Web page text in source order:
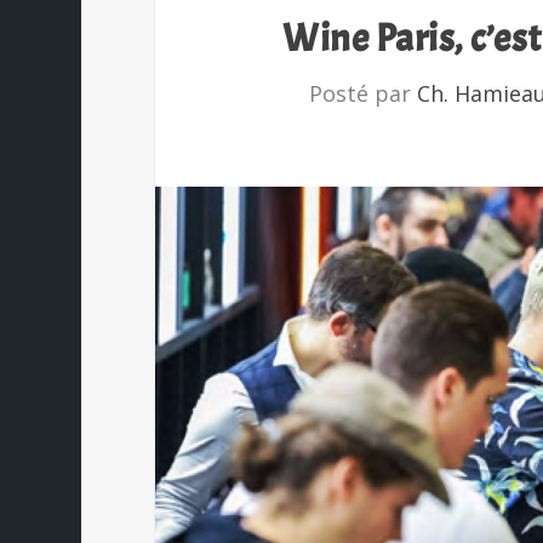
Wine Paris,
Posté par Ch.